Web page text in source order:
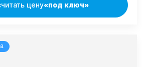
цену«под ключ»